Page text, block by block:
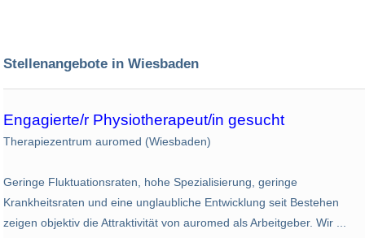
Stellenangebote in Wiesbaden
Engagierte/r Physiotherapeut/in gesucht
Therapiezentrum auromed (Wiesbaden)
Geringe Fluktuationsraten, hohe Spezialisierung, geringe
Krankheitsraten und eine unglaubliche Entwicklung seit Bestehen
zeigen objektiv die Attraktivität von auromed als Arbeitgeber. Wir ...